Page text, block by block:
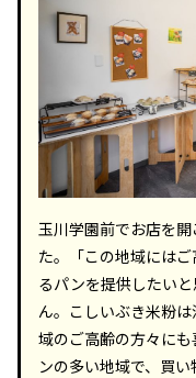
玉川学園前でお店を
た。「この地域には
るパンを提供したい
ん。こしいぶき米粉
域のご高齢の方々に
ンの多い地域で、買